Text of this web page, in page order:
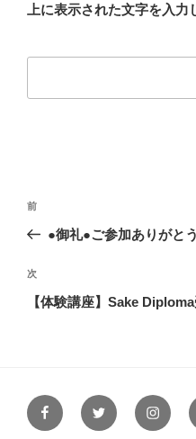
上に表示された文字を入力
投
ビ
ゲ
ン
前
の
稿
前
●御礼●ご参加ありがと
次
の
次
【体験講座】Sake
FacebookTwitter